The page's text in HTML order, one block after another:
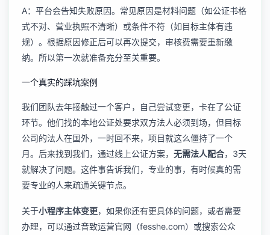
A：平台会告知失败原因。常见原因是材料问题（如公证书格
式不对、营业执照不清晰）或条件不符（如目标主体有违
规）。根据原因修正后可以再次提交，审核费需要重新缴
纳。所以第一次就准备充分至关重要。
一个真实的踩坑案例
我们团队去年接触过一个客户，自己尝试变更，卡在了公证
环节。他们找的本地公证处要求双方法人必须到场，但目标
公司的法人在国外，一时回不来，项目就这么僵持了一个
月。后来找到我们，通过线上公证方案， 无需法人配合，3天
就解决了问题。这件事告诉我们，专业的事，有时候真的需
要专业的人来疏通关键节点。
关于小程序主体变更，如果你还有更具体的问题，或者需要
办理，可以通过音致运营官网（fesshe.com）或搜索公众